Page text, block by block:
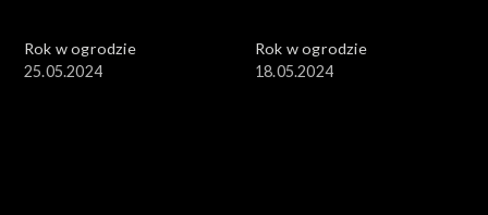
Rok w ogrodzie
25.05.2024
Rok w ogrodzie
18.05.2024